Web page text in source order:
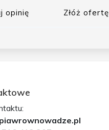
opinię Złóż ofertę